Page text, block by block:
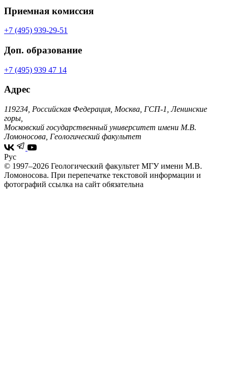
Приемная комиссия
+7 (495) 939-29-51
Доп. образование
+7 (495) 939 47 14
Адрес
119234, Российская Федерация, Москва, ГСП-1, Ленинские
горы,
Московский государственный университет имени М.В.
Ломоносова, Геологический факультет
Рус
© 1997–2026 Геологический факультет МГУ имени М.В.
Ломоносова. При перепечатке текстовой информации и
фотографий ссылка на сайт обязательна